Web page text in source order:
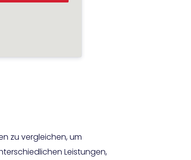
zu vergleichen, um
Leistungen,